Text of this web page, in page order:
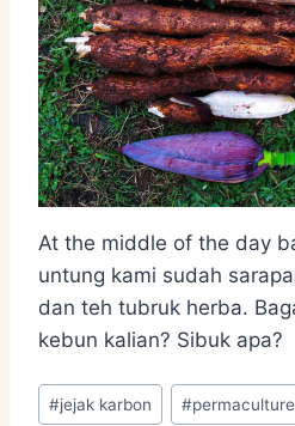
At the middle of the day
untung kami sudah
dan teh tubruk herba.
kebun kalian? Sibuk apa?
Post
#jejak karbon #